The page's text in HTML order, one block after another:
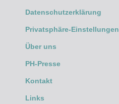
Datenschutzerklärung
Privatsphäre-Einstellungen
Über uns
PH-Presse
Kontakt
Links